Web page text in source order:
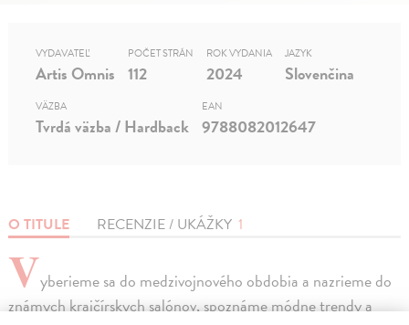
O TITULE RECENZIE / UKÁŽKY 1
Vyberieme sa do medzivojnového obdobia a nazrieme do
známych krajčírskych salónov, spoznáme módne trendy a
VYDAVATEĽ
Artis Omnis
POČET STRÁN
112
ROK VYDANIA
2024
JAZYK
Slovenčina
VÄZBA
Tvrdá väzba / Hardback
EAN
9788082012647